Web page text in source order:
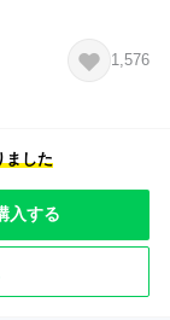
1,576
ました
入する